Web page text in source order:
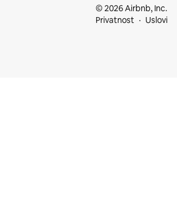
© 2026 Airbnb, Inc.
Privatnost
Uslovi